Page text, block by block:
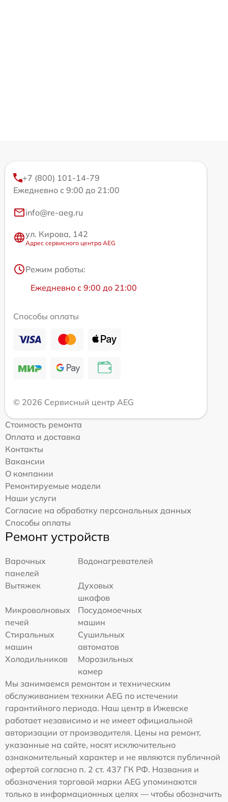
+7 (800) 101-14-79
Ежедневно с 9:00 до 21:00
info@re-aeg.ru
ул. Кирова, 142
Адрес сервисного центра AEG
Режим работы:
Ежедневно с 9:00 до 21:00
Способы оплаты
© 2026 Сервисный центр AEG
Стоимость ремонта
Оплата и доставка
Контакты
Вакансии
О компании
Ремонтируемые модели
Наши услуги
Согласие на обработку персональных данных
Способы оплаты
Ремонт устройств
Варочных
панелей
Водонагревателей
Вытяжек
Духовых
шкафов
Микроволновых
печей
Посудомоечных
машин
Стиральных
машин
Сушильных
автоматов
Холодильников
Морозильных
камер
Мы занимаемся ремонтом и техническим
обслуживанием техники AEG по истечении
гарантийного периода. Наш центр в Ижевске
работает независимо и не имеет официальной
авторизации от производителя. Цены на ремонт,
указанные на сайте, носят исключительно
ознакомительный характер и не являются публичной
офертой согласно п. 2 ст. 437 ГК РФ. Названия и
обозначения торговой марки AEG упоминаются
только в информационных целях — чтобы обозначить